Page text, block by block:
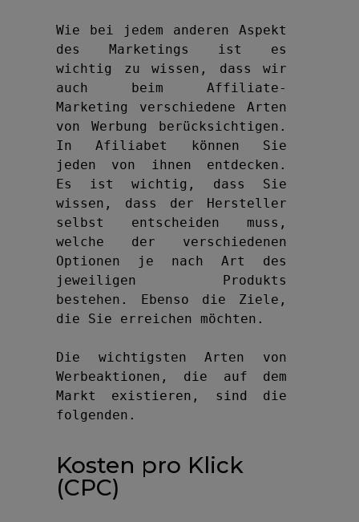
Wie bei jedem anderen Aspekt
des Marketings ist es
wichtig zu wissen, dass wir
auch beim Affiliate-
Marketing verschiedene Arten
von Werbung berücksichtigen.
In Afiliabet können Sie
jeden von ihnen entdecken.
Es ist wichtig, dass Sie
wissen, dass der Hersteller
selbst entscheiden muss,
welche der verschiedenen
Optionen je nach Art des
jeweiligen Produkts
bestehen. Ebenso die Ziele,
die Sie erreichen möchten.
Die wichtigsten Arten von
Werbeaktionen, die auf dem
Markt existieren, sind die
folgenden.
Kosten pro Klick
(CPC)